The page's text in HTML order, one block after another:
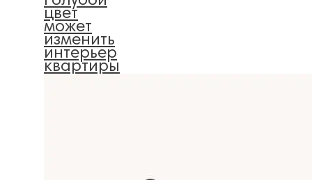
цвет
может
изменить
интерьер
квартиры